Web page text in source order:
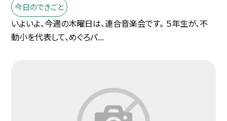
今日のできごと
いよいよ、今週の木曜日は、連合音楽会です。 ５年生が、不
動小を代表して、めぐろパ...